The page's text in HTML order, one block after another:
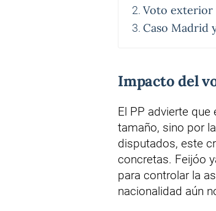
Voto exterior
Caso Madrid
Impacto del
El PP advierte
tamaño, sino por
disputados, este
concretas. Feijóo
para controlar la
nacionalidad aún